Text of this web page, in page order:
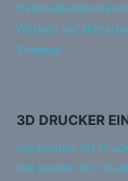
Werben auf
Sitemap
3D DRUCKER
Die besten 3D
Die besten 3D-